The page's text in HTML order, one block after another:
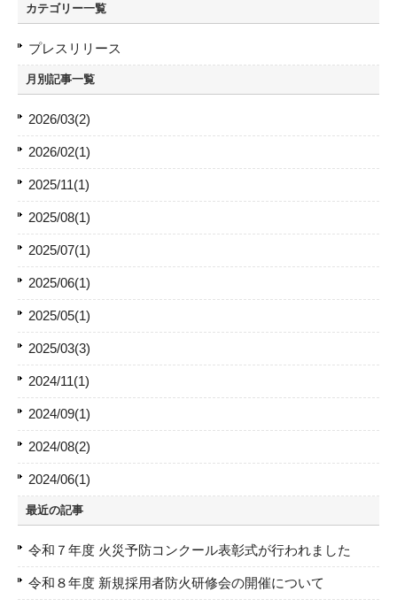
カテゴリー一覧
プレスリリース
月別記事一覧
2026/03(2)
2026/02(1)
2025/11(1)
2025/08(1)
2025/07(1)
2025/06(1)
2025/05(1)
2025/03(3)
2024/11(1)
2024/09(1)
2024/08(2)
2024/06(1)
最近の記事
令和７年度 火災予防コンクール表彰式が行われました
令和８年度 新規採用者防火研修会の開催について